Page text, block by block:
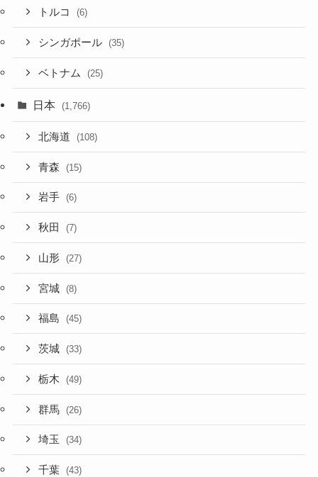
トルコ (6)
シンガポール (35)
ベトナム (25)
日本 (1,766)
北海道 (108)
青森 (15)
岩手 (6)
秋田 (7)
山形 (27)
宮城 (8)
福島 (45)
茨城 (33)
栃木 (49)
群馬 (26)
埼玉 (34)
千葉 (43)